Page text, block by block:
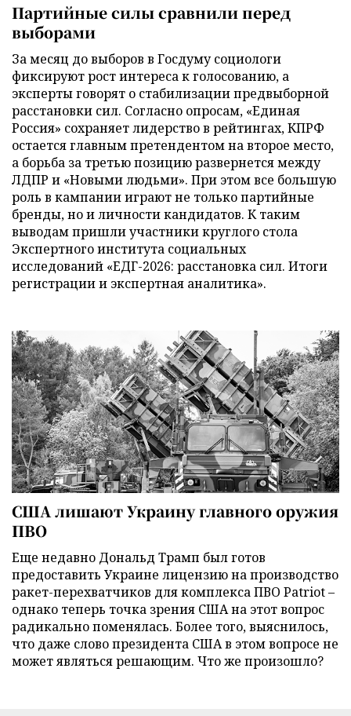
Партийные силы сравнили перед
выборами
За месяц до выборов в Госдуму социологи
фиксируют рост интереса к голосованию, а
эксперты говорят о стабилизации предвыборной
расстановки сил. Согласно опросам, «Единая
Россия» сохраняет лидерство в рейтингах, КПРФ
остается главным претендентом на второе место,
а борьба за третью позицию развернется между
ЛДПР и «Новыми людьми». При этом все большую
роль в кампании играют не только партийные
бренды, но и личности кандидатов. К таким
выводам пришли участники круглого стола
Экспертного института социальных
исследований «ЕДГ-2026: расстановка сил. Итоги
регистрации и экспертная аналитика».
США лишают Украину главного оружия
ПВО
Еще недавно Дональд Трамп был готов
предоставить Украине лицензию на производство
ракет-перехватчиков для комплекса ПВО Patriot –
однако теперь точка зрения США на этот вопрос
радикально поменялась. Более того, выяснилось,
что даже слово президента США в этом вопросе не
может являться решающим. Что же произошло?